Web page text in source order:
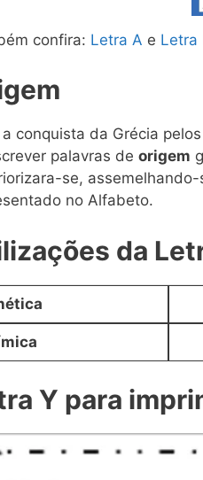
confira: Letra A e Letra
a conquista da Grécia
palavras de origem
se,
no Alfabeto.
da
Y para